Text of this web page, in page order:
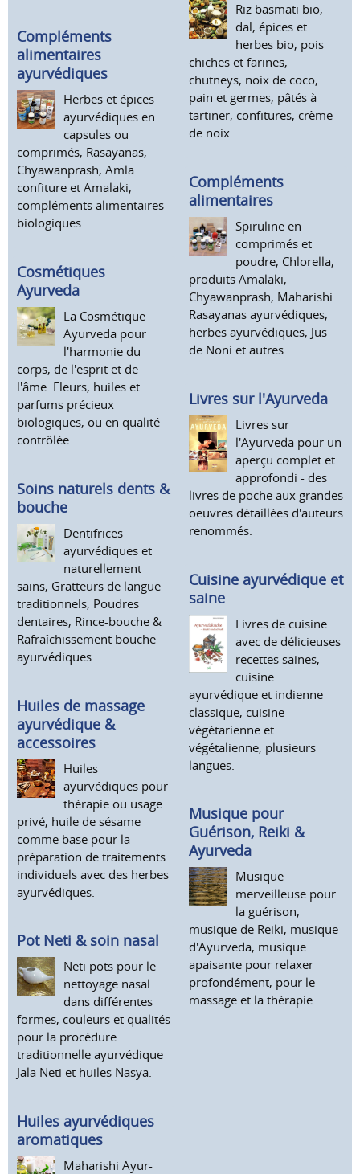
Compléments
alimentaires
ayurvédiques
Herbes et épices
ayurvédiques en
capsules ou
comprimés, Rasayanas,
Chyawanprash, Amla
confiture et Amalaki,
compléments alimentaires
biologiques.
Cosmétiques
Ayurveda
La Cosmétique
Ayurveda pour
l'harmonie du
corps, de l'esprit et de
l'âme. Fleurs, huiles et
parfums précieux
biologiques, ou en qualité
contrôlée.
Soins naturels dents &
bouche
Dentifrices
ayurvédiques et
naturellement
sains, Gratteurs de langue
traditionnels, Poudres
dentaires, Rince-bouche &
Rafraîchissement bouche
ayurvédiques.
Huiles de massage
ayurvédique &
accessoires
Huiles
ayurvédiques pour
thérapie ou usage
privé, huile de sésame
comme base pour la
préparation de traitements
individuels avec des herbes
ayurvédiques.
Pot Neti & soin nasal
Neti pots pour le
nettoyage nasal
dans différentes
formes, couleurs et qualités
pour la procédure
traditionnelle ayurvédique
Jala Neti et huiles Nasya.
Huiles ayurvédiques
aromatiques
Maharishi Ayur-
Riz basmati bio,
dal, épices et
herbes bio, pois
chiches et farines,
chutneys, noix de coco,
pain et germes, pâtés à
tartiner, confitures, crème
de noix...
Compléments
alimentaires
Spiruline en
comprimés et
poudre, Chlorella,
produits Amalaki,
Chyawanprash, Maharishi
Rasayanas ayurvédiques,
herbes ayurvédiques, Jus
de Noni et autres...
Livres sur l'Ayurveda
Livres sur
l'Ayurveda pour un
aperçu complet et
approfondi - des
livres de poche aux grandes
oeuvres détaillées d'auteurs
renommés.
Cuisine ayurvédique et
saine
Livres de cuisine
avec de délicieuses
recettes saines,
cuisine
ayurvédique et indienne
classique, cuisine
végétarienne et
végétalienne, plusieurs
langues.
Musique pour
Guérison, Reiki &
Ayurveda
Musique
merveilleuse pour
la guérison,
musique de Reiki, musique
d'Ayurveda, musique
apaisante pour relaxer
profondément, pour le
massage et la thérapie.